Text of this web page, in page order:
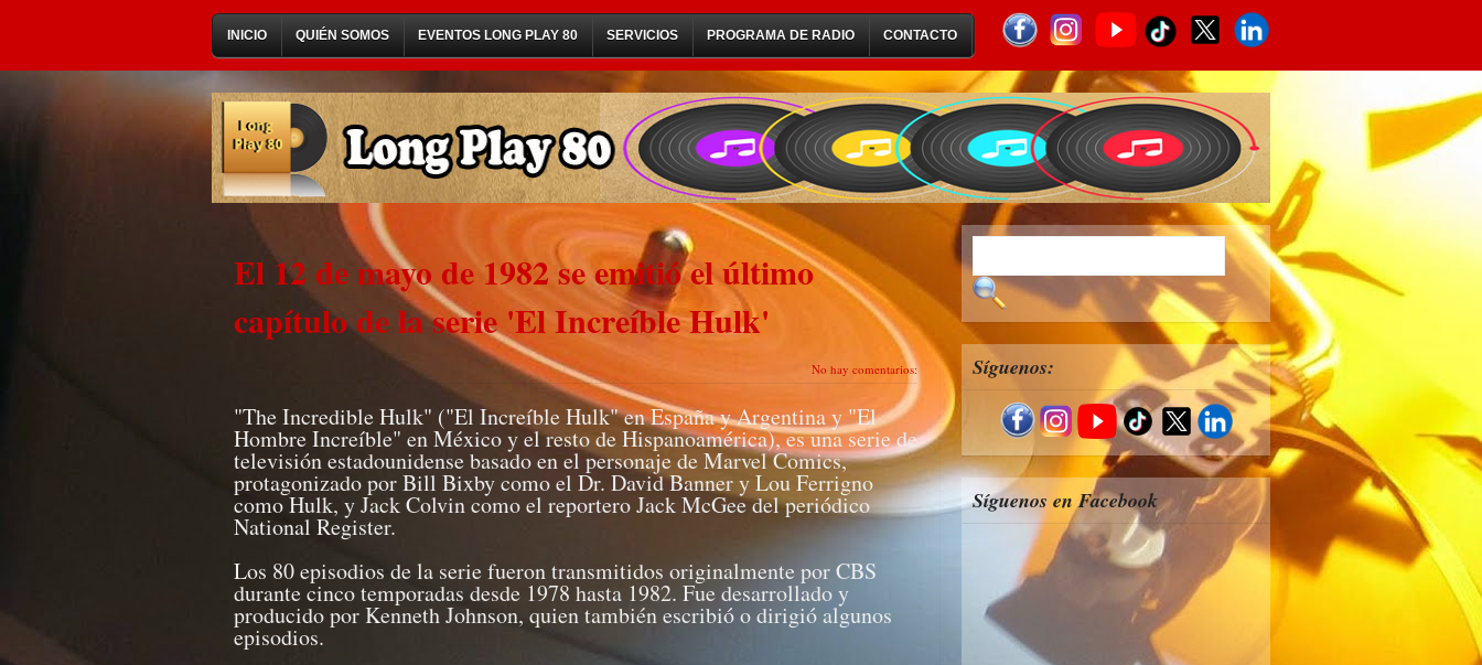
INICIO QUIÉN SOMOS EVENTOS LONG PLAY 80 SERVICIOS PROGRAMA DE RADIO CONTACTO
El 12 de mayo de 1982 se emitió el último
capítulo de la serie 'El Increíble Hulk'
No hay comentarios:
"The Incredible Hulk" ("El Increíble Hulk" en España y Argentina y "El
Hombre Increíble" en México y el resto de Hispanoamérica), es una serie de
televisión estadounidense basado en el personaje de Marvel Comics,
protagonizado por Bill Bixby como el Dr. David Banner y Lou Ferrigno
como Hulk, y Jack Colvin como el reportero Jack McGee del periódico
National Register.
Los 80 episodios de la serie fueron transmitidos originalmente por CBS
durante cinco temporadas desde 1978 hasta 1982. Fue desarrollado y
producido por Kenneth Johnson, quien también escribió o dirigió algunos
episodios.
Síguenos:
Síguenos en Facebook